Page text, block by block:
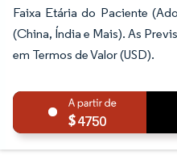
Faixa Etária do Paciente
(China, Índia e Mais). As
em Termos de Valor (USD).
4750